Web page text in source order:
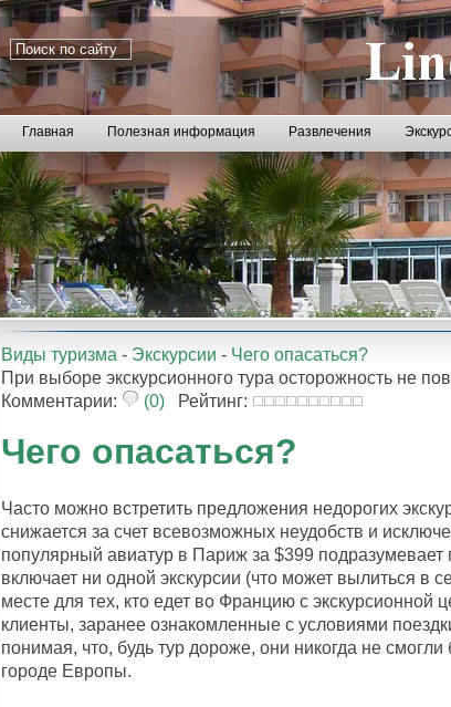
Главная Полезная информация Развлечения
Виды туризма - Экскурсии - Чего опасаться?
При выборе экскурсионного тура осторожность не
Комментарии:
(0) Рейтинг:
Чего опасаться?
Часто можно встретить предложения недорогих
снижается за счет всевозможных неудобств и
популярный авиатур в Париж за $399
включает ни одной экскурсии (что может вылиться в
месте для тех, кто едет во Францию с экскурсионной
клиенты, заранее ознакомленные с условиями
понимая, что, будь тур дороже, они никогда не
городе Европы.